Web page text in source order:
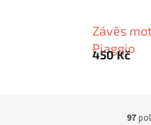
Závěs
Piaggio
450 Kč
97